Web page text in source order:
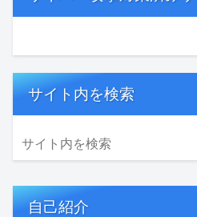
サイト内を検索
自己紹介